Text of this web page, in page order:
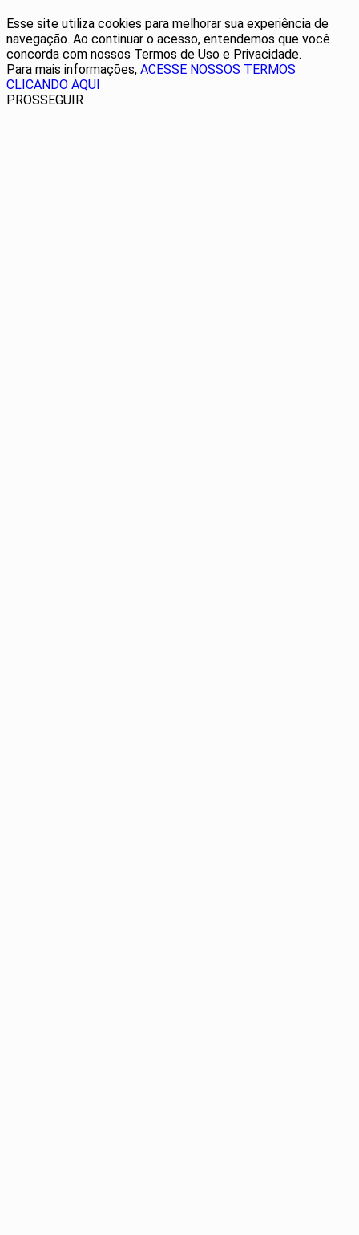
Esse site utiliza cookies para melhorar sua experiência de
navegação. Ao continuar o acesso, entendemos que você
concorda com nossos Termos de Uso e Privacidade.
Para mais informações, ACESSE NOSSOS TERMOS
CLICANDO AQUI
PROSSEGUIR